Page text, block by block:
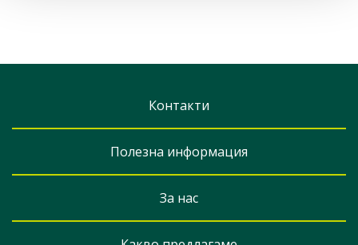
Контакти
Полезна информация
За нас